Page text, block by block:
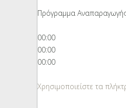
Πρόγραμμα
00:00
00:00
00:00
Χρησιμοποιείστε τα